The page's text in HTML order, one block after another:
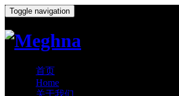
Toggle navigation
首页
Home
关于我们